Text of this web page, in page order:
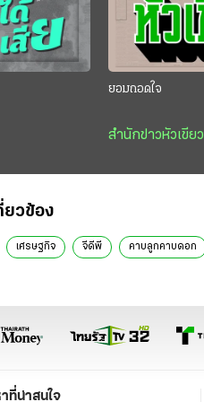
ยอมถอดใจ
สำนักข่าวหัวเขียว
ยวข้อง
เศรษฐกิจ จีดีพี คาบลูกคาบดอก
ที่น่าสนใจ